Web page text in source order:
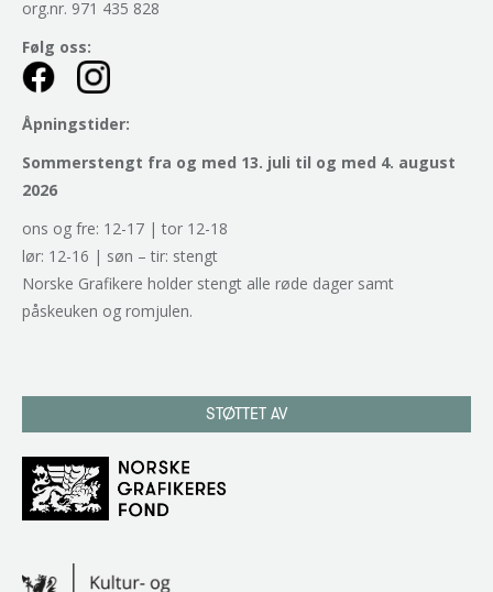
org.nr. 971 435 828
Følg oss:
Åpningstider:
Sommerstengt fra og med 13. juli til og med 4. august
2026
ons og fre: 12-17 | tor 12-18
lør: 12-16 | søn – tir: stengt
Norske Grafikere holder stengt alle røde dager samt
påskeuken og romjulen.
STØTTET AV